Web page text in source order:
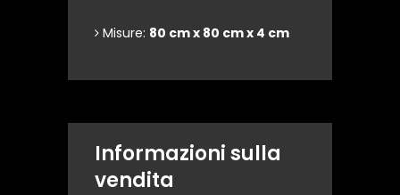
Misure: 80 cm x 80 cm x 4 cm
Informazioni sulla
vendita